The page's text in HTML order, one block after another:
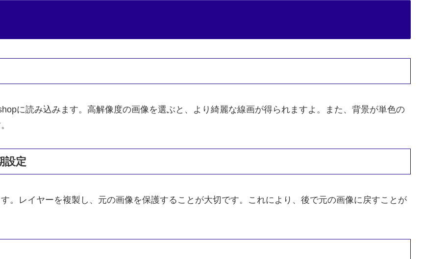
に読み込みます。高解像度の画像を選ぶと、より綺麗な線画が得られますよ。また、背景が単色の
設定
。レイヤーを複製し、元の画像を保護することが大切です。これにより、後で元の画像に戻すことが